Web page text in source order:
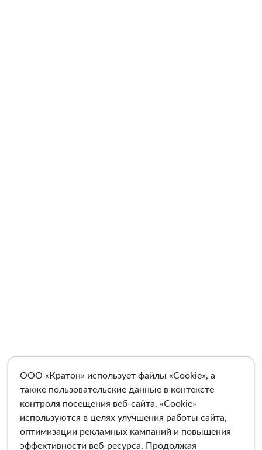
ООО «Кратон» использует файлы «Cookie», а
также пользовательские данные в контексте
контроля посещения веб-сайта. «Cookie»
используются в целях улучшения работы сайта,
оптимизации рекламных кампаний и повышения
эффективности веб-ресурса. Продолжая